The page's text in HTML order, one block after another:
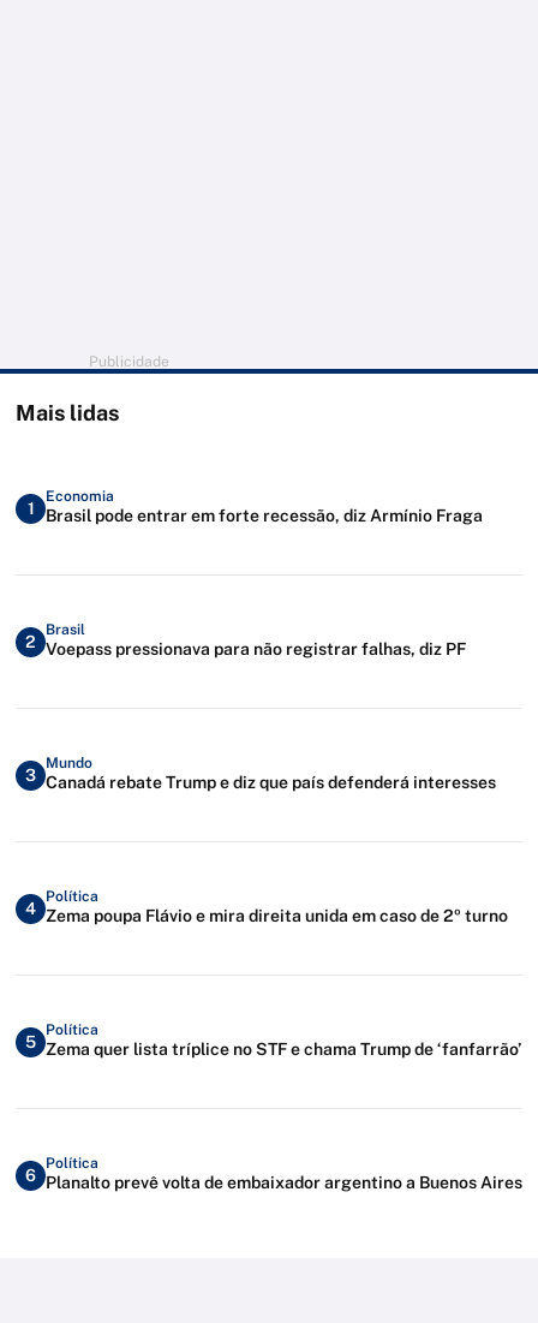
Publicidade
Mais lidas
1
Economia
Brasil pode entrar em forte recessão, diz Armínio Fraga
2
Brasil
Voepass pressionava para não registrar falhas, diz PF
3
Mundo
Canadá rebate Trump e diz que país defenderá interesses
4
Política
Zema poupa Flávio e mira direita unida em caso de 2º turno
5
Política
Zema quer lista tríplice no STF e chama Trump de ‘fanfarrão’
6
Política
Planalto prevê volta de embaixador argentino a Buenos Aires